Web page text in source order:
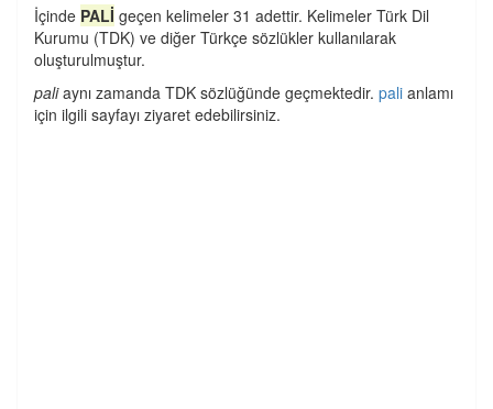
İçinde PALİ geçen kelimeler 31 adettir. Kelimeler Türk Dil
Kurumu (TDK) ve diğer Türkçe sözlükler kullanılarak
oluşturulmuştur.
paliaynı zamanda TDK sözlüğünde geçmektedir. pali anlamı
için ilgili sayfayı ziyaret edebilirsiniz.